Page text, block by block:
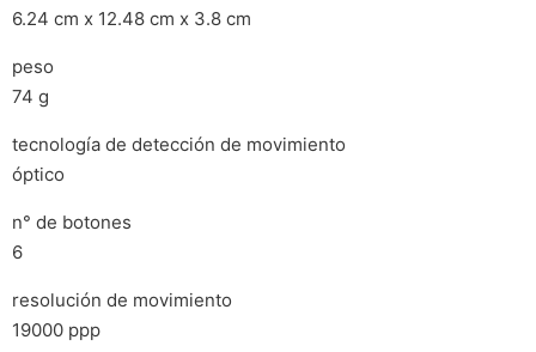
6.24 cm x 12.48 cm x 3.8 cm
peso
74 g
tecnología de detección de movimiento
óptico
n° de botones
6
resolución de movimiento
19000 ppp